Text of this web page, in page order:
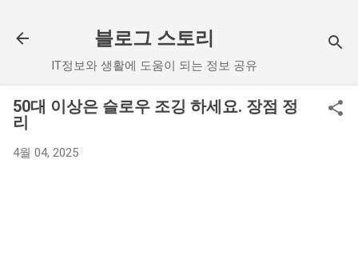
블로그 스토리
IT정보와 생활에 도움이 되는 정보 공유
50대 이상은 슬로우 조깅 하세요. 장점 정
리
4월 04, 2025